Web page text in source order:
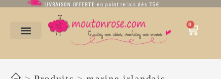
LIVRAISON OFFERTE en point relais dès 75€
0